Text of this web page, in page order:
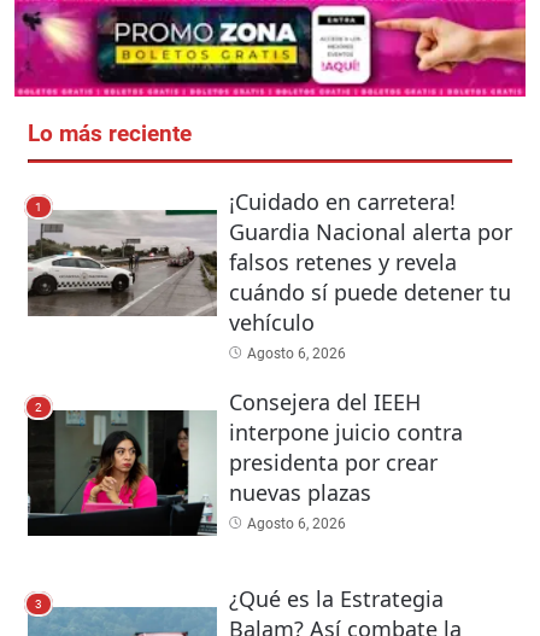
Lo más reciente
1
¡Cuidado en carretera!
Guardia Nacional alerta por
falsos retenes y revela
cuándo sí puede detener tu
vehículo
Agosto 6, 2026
2
Consejera del IEEH
interpone juicio contra
presidenta por crear
nuevas plazas
Agosto 6, 2026
3
¿Qué es la Estrategia
Balam? Así combate la